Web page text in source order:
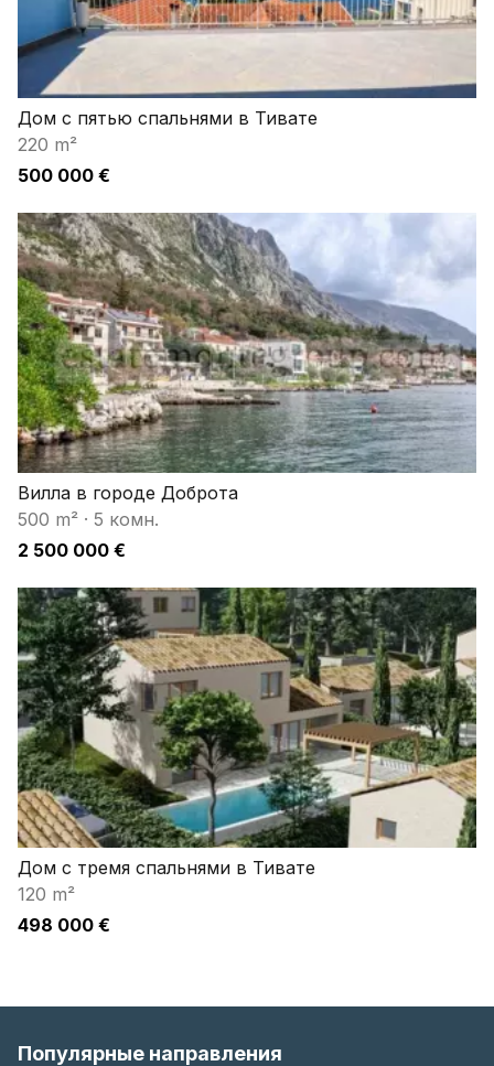
Дом с пятью спальнями в Тивате
220 m²
500 000 €
Вилла в городе Доброта
500 m² · 5 комн.
2 500 000 €
Дом с тремя спальнями в Тивате
120 m²
498 000 €
Популярные направления